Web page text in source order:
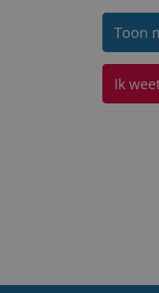
Toon
Ik